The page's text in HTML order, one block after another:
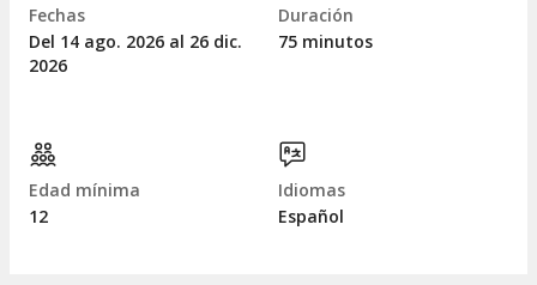
Fechas
Del 14 ago. 2026 al 26 dic.
2026
Duración
75 minutos
Edad mínima
12
Idiomas
Español